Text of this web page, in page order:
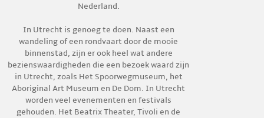
Nederland.
In Utrecht is genoeg te doen. Naast een
wandeling of een rondvaart door de mooie
binnenstad, zijn er ook heel wat andere
bezienswaardigheden die een bezoek waard zijn
in Utrecht, zoals Het Spoorwegmuseum, het
Aboriginal Art Museum en De Dom. In Utrecht
worden veel evenementen en festivals
gehouden. Het Beatrix Theater, Tivoli en de